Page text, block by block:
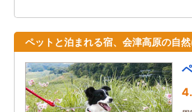
ペットと泊まれる宿、会津高原の自